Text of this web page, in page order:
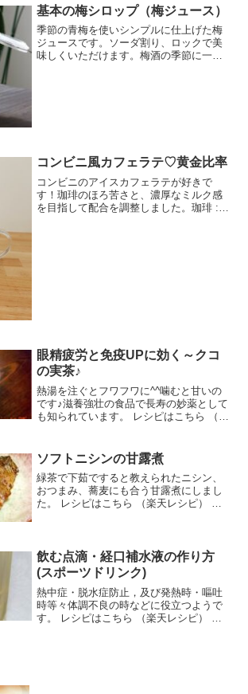
基本の梅シロップ（梅ジュース）
季節の青梅を使いシンプルに仕上げた梅
ジュースです。ソーダ割り、ロックで美
味しくいただけます。梅酒の季節に一緒
コンビニ風カフェラテ♡黄金比率
コンビニのアイスカフェラテが好きで
す！珈琲のほろ苦さと、濃厚なミルク感
を目指して配合を調整しました。珈琲 :
眼精疲労と免疫UPに効く～クコ
の実茶♪
熱湯を注ぐとフワフワに^^噛むと甘いの
です♪滋養強壮の食品で長寿の妙薬として
も知られています。 レシピはこちら （楽
ュー
ソフトニシンの甘露煮
緑茶で下茹ですると教えられたニシン、
おつまみ、蕎麦にも合う甘露煮にしまし
た。 レシピはこちら （楽天レシピ） 約1
飲む点滴・経口補水液の作り方
(スポーツドリンク)
熱中症・脱水症防止，及び発熱時・嘔吐
時等々体調不良の時などに役立つようで
す。 レシピはこちら （楽天レシピ） 約